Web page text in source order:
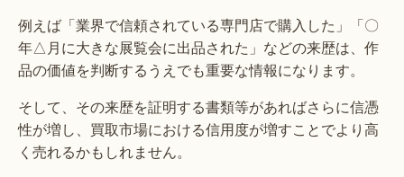
例えば「業界で信頼されている専門店で購入した」「〇
年△月に大きな展覧会に出品された」などの来歴は、作
品の価値を判断するうえでも重要な情報になります。
そして、その来歴を証明する書類等があればさらに信憑
性が増し、買取市場における信用度が増すことでより高
く売れるかもしれません。